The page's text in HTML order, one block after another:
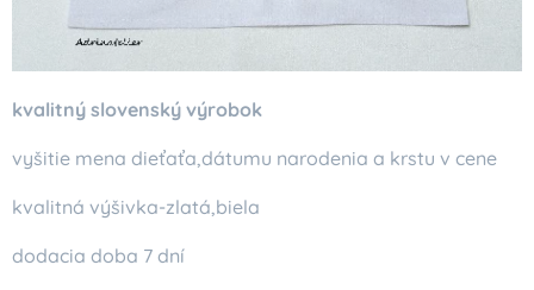
kvalitný slovenský výrobok
vyšitie mena dieťaťa,dátumu narodenia a krstu v cene
kvalitná výšivka-zlatá,biela
dodacia doba 7 dní